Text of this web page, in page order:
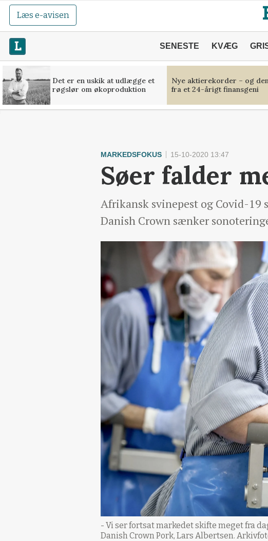
Læs e-avisen
SENESTE KVÆG
Det er en uskik at udlægge et
røgslør om økoproduktion
Nye aktierekorder – og
fra et 24-årigt finansgeni
MARKEDSFOKUS 15-10-2020 13:47
Søer falder
Afrikansk svinepest og Covid-
Danish Crown sænker
- Vi ser fortsat markedet skifte meget fra
Danish Crown Pork, Lars Albertsen.